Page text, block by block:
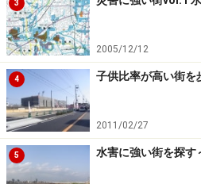
3
2005/12/12
4 子供比率が高い街を
2011/02/27
5 水害に強い街を探す